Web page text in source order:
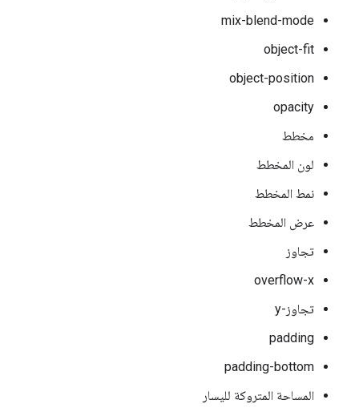
mix-blend-mode
object-fit
object-position
opacity
مخطط
لون المخطط
نمط المخطط
عرض المخطط
تجاوز
overflow-x
تجاوز-y
padding
padding-bottom
المساحة المتروكة لليسار